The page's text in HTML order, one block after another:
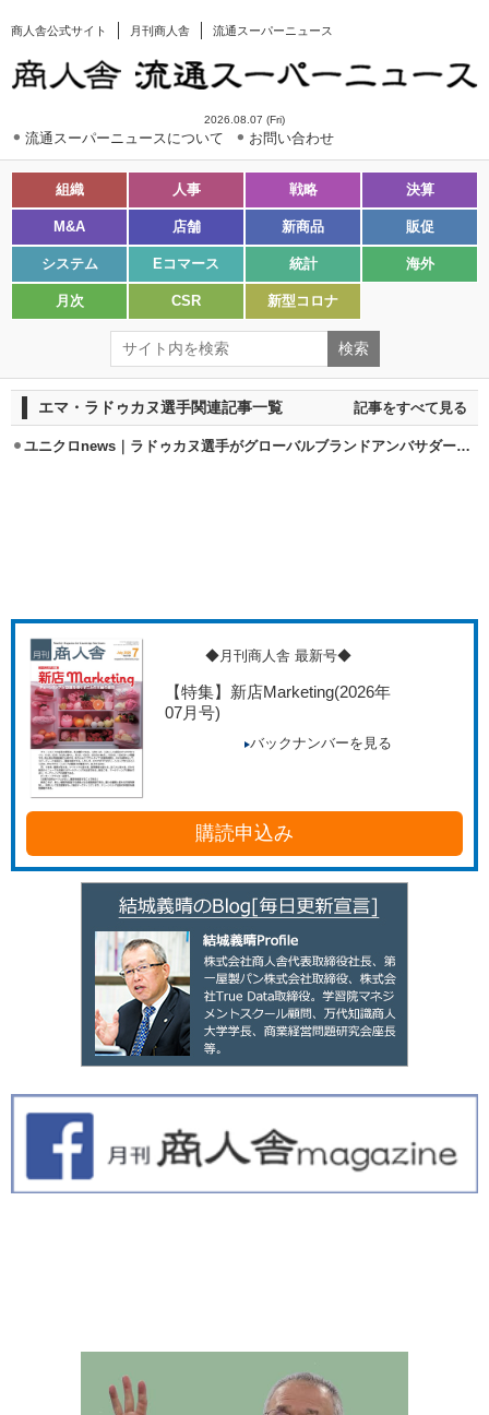
商人舎公式サイト 月刊商人舎 流通スーパーニュース
2026.08.07 (Fri)
流通スーパーニュースについて お問い合わせ
組織 人事 戦略 決算
M&A 店舗 新商品 販促
システム Eコマース 統計 海外
月次 CSR 新型コロナ
エマ・ラドゥカヌ選手関連記事一覧 記事をすべて見る
ユニクロnews｜ラドゥカヌ選手がグローバルブランドアンバサダー就任
◆月刊商人舎 最新号◆
【特集】新店Marketing(2026年
07月号)
バックナンバーを見る
購読申込み